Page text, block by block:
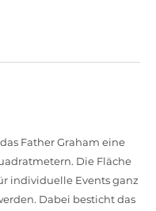
Father Graham eine
Die Fläche
individuelle Events ganz
Dabei besticht das